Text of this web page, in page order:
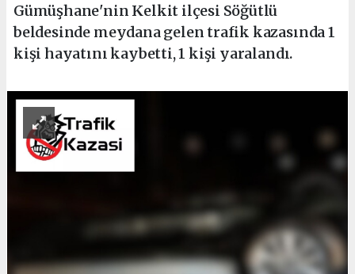
Gümüşhane'nin Kelkit ilçesi Söğütlü
beldesinde meydana gelen trafik kazasında 1
kişi hayatını kaybetti, 1 kişi yaralandı.